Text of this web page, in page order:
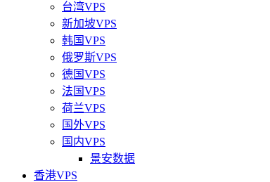
台湾VPS
新加坡VPS
韩国VPS
俄罗斯VPS
德国VPS
法国VPS
荷兰VPS
国外VPS
国内VPS
景安数据
香港VPS